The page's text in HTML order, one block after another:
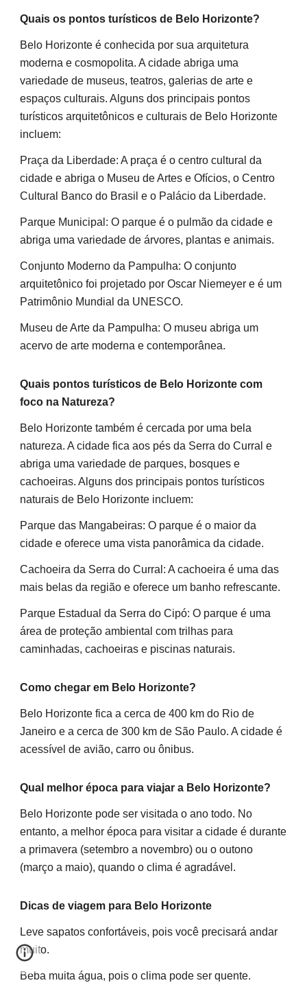
Quais os pontos turísticos de Belo Horizonte?
Belo Horizonte é conhecida por sua arquitetura
moderna e cosmopolita. A cidade abriga uma
variedade de museus, teatros, galerias de arte e
espaços culturais. Alguns dos principais pontos
turísticos arquitetônicos e culturais de Belo Horizonte
incluem:
Praça da Liberdade: A praça é o centro cultural da
cidade e abriga o Museu de Artes e Ofícios, o Centro
Cultural Banco do Brasil e o Palácio da Liberdade.
Parque Municipal: O parque é o pulmão da cidade e
abriga uma variedade de árvores, plantas e animais.
Conjunto Moderno da Pampulha: O conjunto
arquitetônico foi projetado por Oscar Niemeyer e é um
Patrimônio Mundial da UNESCO.
Museu de Arte da Pampulha: O museu abriga um
acervo de arte moderna e contemporânea.
Quais pontos turísticos de Belo Horizonte com
foco na Natureza?
Belo Horizonte também é cercada por uma bela
natureza. A cidade fica aos pés da Serra do Curral e
abriga uma variedade de parques, bosques e
cachoeiras. Alguns dos principais pontos turísticos
naturais de Belo Horizonte incluem:
Parque das Mangabeiras: O parque é o maior da
cidade e oferece uma vista panorâmica da cidade.
Cachoeira da Serra do Curral: A cachoeira é uma das
mais belas da região e oferece um banho refrescante.
Parque Estadual da Serra do Cipó: O parque é uma
área de proteção ambiental com trilhas para
caminhadas, cachoeiras e piscinas naturais.
Como chegar em Belo Horizonte?
Belo Horizonte fica a cerca de 400 km do Rio de
Janeiro e a cerca de 300 km de São Paulo. A cidade é
acessível de avião, carro ou ônibus.
Qual melhor época para viajar a Belo Horizonte?
Belo Horizonte pode ser visitada o ano todo. No
entanto, a melhor época para visitar a cidade é durante
a primavera (setembro a novembro) ou o outono
(março a maio), quando o clima é agradável.
Dicas de viagem para Belo Horizonte
Leve sapatos confortáveis, pois você precisará andar
muito.
Beba muita água, pois o clima pode ser quente.